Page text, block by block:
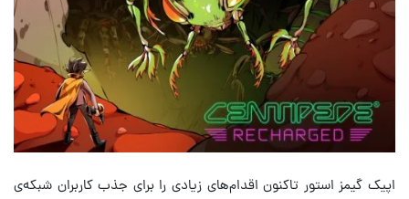
اپیک گیمز استور تاکنون اقدام‌های زیادی را برای جذب کاربران شبکه‌ی